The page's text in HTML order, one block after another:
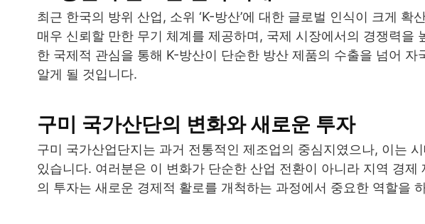
최근 한국의 방위 산업, 소위 ‘K-방산’에 대한 글로벌 인식이 크게
매우 신뢰할 만한 무기 체계를 제공하며, 국제 시장에서의 경쟁력을
한 국제적 관심을 통해 K-방산이 단순한 방산 제품의 수출을 넘어
알게 될 것입니다.
구미 국가산단의 변화와 새로운 투자
구미 국가산업단지는 과거 전통적인 제조업의 중심지였으나, 이는
있습니다. 여러분은 이 변화가 단순한 산업 전환이 아니라 지역 경
의 투자는 새로운 경제적 활로를 개척하는 과정에서 중요한 역할을